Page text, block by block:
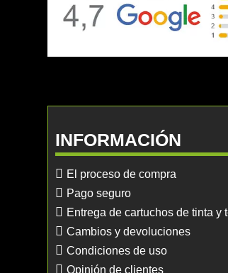
INFORMACIÓN
El proceso de compra
Pago seguro
Entrega de cartuchos de tinta y
Cambios y devoluciones
Condiciones de uso
Opinión de clientes